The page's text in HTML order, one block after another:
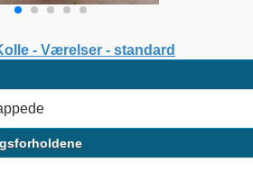
- Værelser - standard